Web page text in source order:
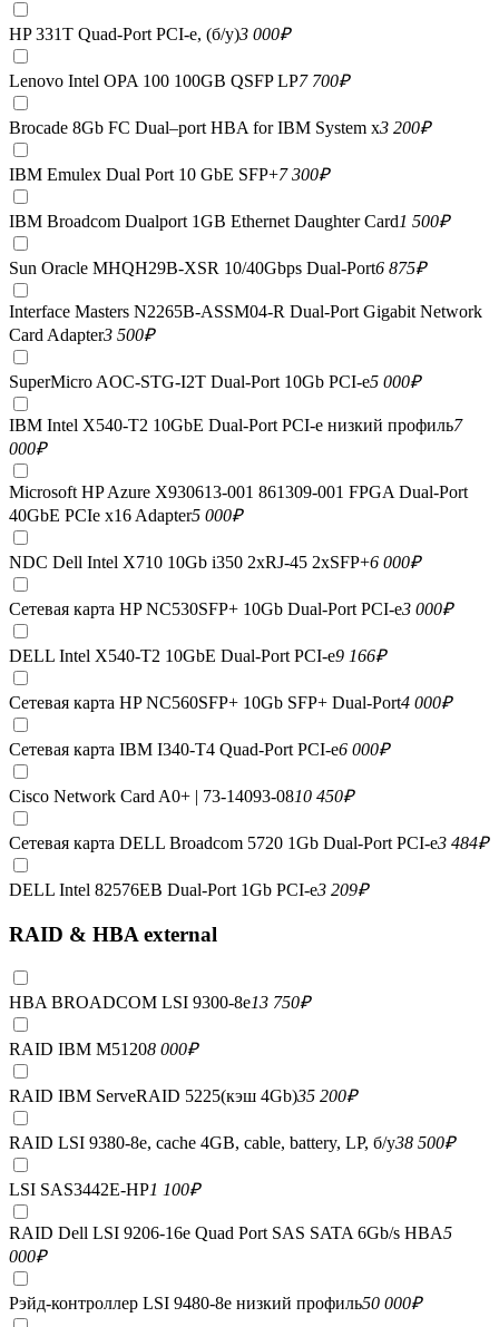
HP 331T Quad-Port PCI-e, (б/у)3 000₽
Lenovo Intel OPA 100 100GB QSFP LP7 700₽
Brocade 8Gb FC Dual–port HBA for IBM System x3 200₽
IBM Emulex Dual Port 10 GbE SFP+7 300₽
IBM Broadcom Dualport 1GB Ethernet Daughter Card1 500₽
Sun Oracle MHQH29B-XSR 10/40Gbps Dual-Port6 875₽
Interface Masters N2265B-ASSM04-R Dual-Port Gigabit Network
Card Adapter3 500₽
SuperMicro AOC-STG-I2T Dual-Port 10Gb PCI-e5 000₽
IBM Intel X540-T2 10GbE Dual-Port PCI-e низкий профиль7
000₽
Microsoft HP Azure X930613-001 861309-001 FPGA Dual-Port
40GbE PCIe x16 Adapter5 000₽
NDC Dell Intel X710 10Gb i350 2xRJ-45 2xSFP+6 000₽
Сетевая карта HP NC530SFP+ 10Gb Dual-Port PCI-e3 000₽
DELL Intel X540-T2 10GbE Dual-Port PCI-e9 166₽
Сетевая карта HP NC560SFP+ 10Gb SFP+ Dual-Port4 000₽
Сетевая карта IBM I340-T4 Quad-Port PCI-e6 000₽
Cisco Network Card A0+ | 73-14093-0810 450₽
Сетевая карта DELL Broadcom 5720 1Gb Dual-Port PCI-e3 484₽
DELL Intel 82576EB Dual-Port 1Gb PCI-e3 209₽
RAID & HBA external
HBA BROADCOM LSI 9300-8e13 750₽
RAID IBM M51208 000₽
RAID IBM ServeRAID 5225(кэш 4Gb)35 200₽
RAID LSI 9380-8e, сache 4GB, cable, battery, LP, б/у38 500₽
LSI SAS3442E-HP1 100₽
RAID Dell LSI 9206-16e Quad Port SAS SATA 6Gb/s HBA5
000₽
Рэйд-контроллер LSI 9480-8e низкий профиль50 000₽